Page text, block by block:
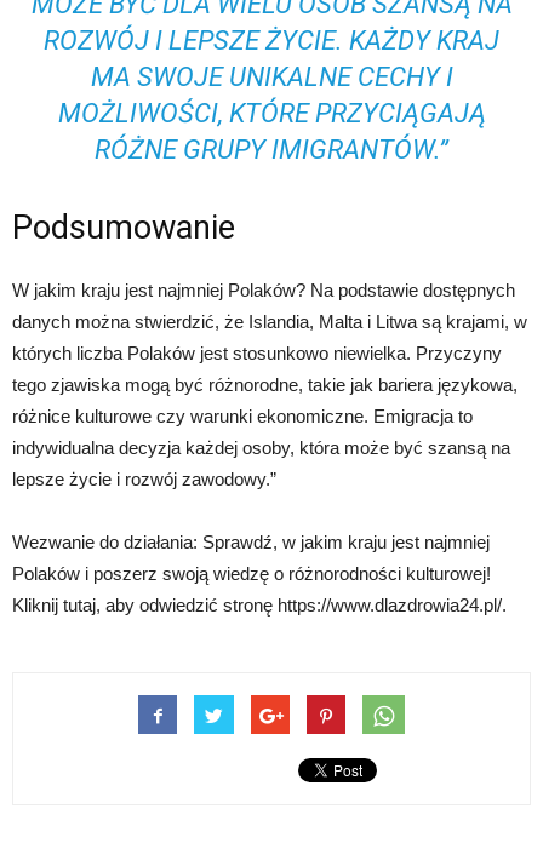
ROZWÓJ I LEPSZE ŻYCIE. KAŻDY KRAJ
MA SWOJE UNIKALNE CECHY I
MOŻLIWOŚCI, KTÓRE PRZYCIĄGAJĄ
RÓŻNE GRUPY IMIGRANTÓW.”
Podsumowanie
W jakim kraju jest najmniej Polaków? Na podstawie dostępnych
danych można stwierdzić, że Islandia, Malta i Litwa są krajami, w
których liczba Polaków jest stosunkowo niewielka. Przyczyny
tego zjawiska mogą być różnorodne, takie jak bariera językowa,
różnice kulturowe czy warunki ekonomiczne. Emigracja to
indywidualna decyzja każdej osoby, która może być szansą na
lepsze życie i rozwój zawodowy.”
Wezwanie do działania: Sprawdź, w jakim kraju jest najmniej
Polaków i poszerz swoją wiedzę o różnorodności kulturowej!
Kliknij tutaj, aby odwiedzić stronę https://www.dlazdrowia24.pl/.